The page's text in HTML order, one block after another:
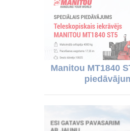
Manitou MT1840